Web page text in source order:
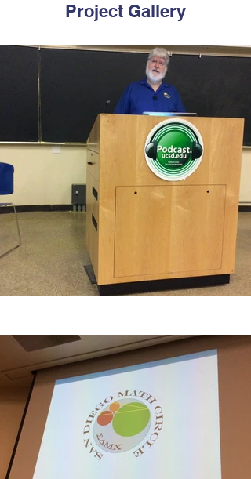
Project Gallery